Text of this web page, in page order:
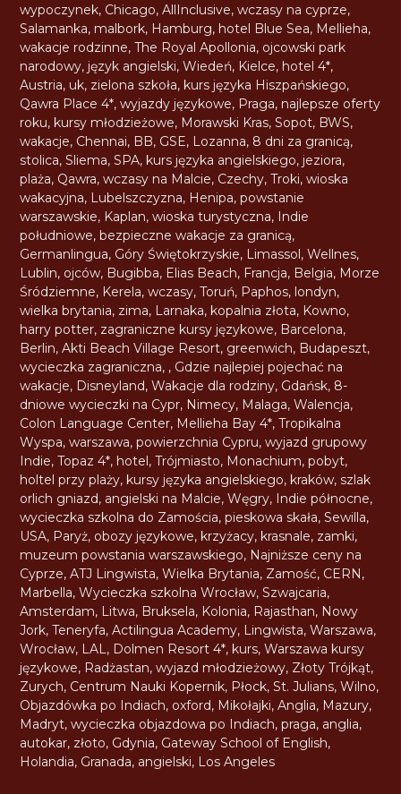
wypoczynek, Chicago,AllInclusive,wczasy na cyprze,
Salamanka, malbork, Hamburg, hotel Blue Sea, Mellieha,
wakacje rodzinne,The Royal Apollonia, ojcowski park
narodowy, język angielski,Wiedeń, Kielce, hotel 4*,
Austria, uk, zielona szkoła, kurs języka Hiszpańskiego,
Qawra Place 4*,wyjazdy językowe, Praga, najlepsze oferty
roku, kursy młodzieżowe, Morawski Kras,Sopot, BWS,
wakacje, Chennai, BB, GSE, Lozanna, 8 dni za granicą,
stolica,Sliema,SPA, kurs języka angielskiego, jeziora,
plaża, Qawra,wczasy na Malcie, Czechy,Troki,wioska
wakacyjna, Lubelszczyzna, Henipa,powstanie
warszawskie, Kaplan,wioska turystyczna, Indie
południowe,bezpieczne wakacje za granicą,
Germanlingua, Góry Świętokrzyskie, Limassol,Wellnes,
Lublin, ojców, Bugibba, Elias Beach, Francja, Belgia, Morze
Śródziemne, Kerela,wczasy,Toruń, Paphos, londyn,
wielka brytania, zima, Larnaka, kopalnia złota, Kowno,
harry potter, zagraniczne kursy językowe, Barcelona,
Berlin,Akti Beach Village Resort, greenwich, Budapeszt,
wycieczka zagraniczna, , Gdzie najlepiej pojechać na
wakacje, Disneyland,Wakacje dla rodziny, Gdańsk, 8-
dniowe wycieczki na Cypr, Nimecy, Malaga,Walencja,
Colon Language Center, Mellieha Bay 4*,Tropikalna
Wyspa,warszawa,powierzchnia Cypru,wyjazd grupowy
Indie,Topaz 4*, hotel,Trójmiasto, Monachium,pobyt,
holtel przy plaży, kursy języka angielskiego, kraków,szlak
orlich gniazd, angielski na Malcie,Węgry, Indie północne,
wycieczka szkolna do Zamościa,pieskowa skała,Sewilla,
USA, Paryż, obozy językowe, krzyżacy, krasnale, zamki,
muzeum powstania warszawskiego, Najniższe ceny na
Cyprze,ATJ Lingwista,Wielka Brytania, Zamość, CERN,
Marbella,Wycieczka szkolna Wrocław,Szwajcaria,
Amsterdam, Litwa, Bruksela, Kolonia, Rajasthan, Nowy
Jork,Teneryfa,Actilingua Academy, Lingwista,Warszawa,
Wrocław, LAL, Dolmen Resort 4*, kurs,Warszawa kursy
językowe, Radżastan,wyjazd młodzieżowy, Złoty Trójkąt,
Zurych, Centrum Nauki Kopernik, Płock,St. Julians,Wilno,
Objazdówka po Indiach, oxford, Mikołajki,Anglia, Mazury,
Madryt,wycieczka objazdowa po Indiach,praga, anglia,
autokar, złoto, Gdynia, Gateway School of English,
Holandia, Granada, angielski, Los Angeles